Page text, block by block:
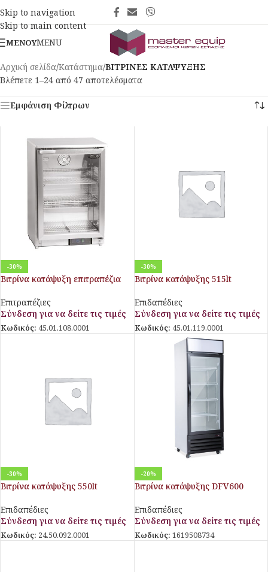
Skip to navigation
Skip to main content
ΜΕΝΟΎMENU
Αρχική σελίδα/Κατάστημα/ΒΙΤΡΙΝΕΣ ΚΑΤΑΨΥΞΗΣ
Βλέπετε 1–24 από 47 αποτελέσματα
Εμφάνιση Φίλτρων
-30%
Βιτρίνα κατάψυξη επιτραπέζια
Επιτραπέζιες
Σύνδεση για να δείτε τις τιμές
Κωδικός: 45.01.108.0001
-30%
Βιτρίνα κατάψυξης 515lt
Επιδαπέδιες
Σύνδεση για να δείτε τις τιμές
Κωδικός: 45.01.119.0001
-30%
Βιτρίνα κατάψυξης 550lt
Επιδαπέδιες
Σύνδεση για να δείτε τις τιμές
Κωδικός: 24.50.092.0001
-20%
Βιτρίνα κατάψυξης DFV600
Επιδαπέδιες
Σύνδεση για να δείτε τις τιμές
Κωδικός: 1619508734